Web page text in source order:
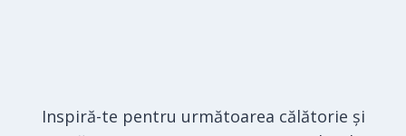
Inspiră-te pentru următoarea călătorie și